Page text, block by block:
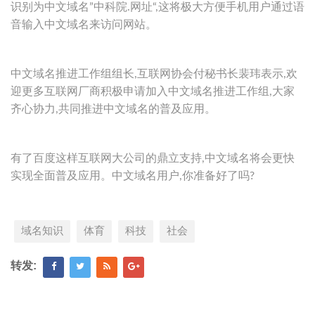
识别为中文域名”中科院.网址“,这将极大方便手机用户通过语
音输入中文域名来访问网站。
中文域名推进工作组组长,互联网协会付秘书长裴玮表示,欢
迎更多互联网厂商积极申请加入中文域名推进工作组,大家
齐心协力,共同推进中文域名的普及应用。
有了百度这样互联网大公司的鼎立支持,中文域名将会更快
实现全面普及应用。中文域名用户,你准备好了吗?
域名知识 体育 科技 社会
转发: